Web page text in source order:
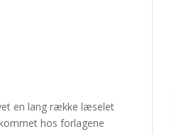
en lang række læselet
hos forlagene